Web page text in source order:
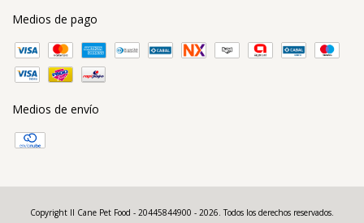
Medios de pago
Medios de envío
Copyright Il Cane Pet Food - 20445844900 - 2026. Todos los derechos reservados.